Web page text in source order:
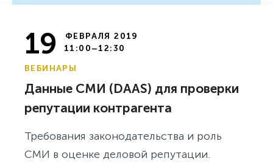
19
ФЕВРАЛЯ 2019
11:00–12:30
ВЕБИНАРЫ
Данные СМИ (DAAS) для проверки
репутации контрагента
Требования законодательства и роль
СМИ в оценке деловой репутации.